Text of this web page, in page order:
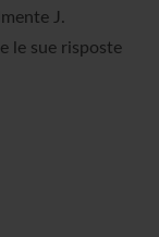
J.
le sue risposte